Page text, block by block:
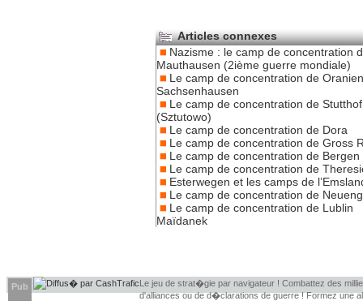
Articles connexes
Nazisme : le camp de concentration
Mauthausen (2ième guerre mondiale)
Le camp de concentration de
Sachsenhausen
Le camp de concentration de Stutthof
(Sztutowo)
Le camp de concentration de Dora
Le camp de concentration de Gross
Le camp de concentration de Bergen
Le camp de concentration de
Esterwegen et les camps de
Le camp de concentration de
Le camp de concentration de Lublin
Maïdanek
Pub
Le jeu de strat�gie par navigateur ! Combattez des
d'alliances ou de d�clarations de guerre ! Formez une